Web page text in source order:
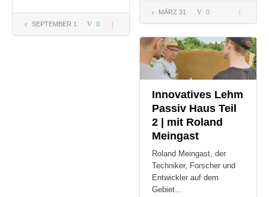
SEPTEMBER 1 0
Tiny House
Holzkonstruktion
– Teil2 (subt)
MÄRZ 31 0
Tiny
–
– Teil 1
Innovatives Lehm
Passiv Haus Teil
2 | mit Roland
Meingast
Roland Meingast, der
Techniker, Forscher und
Entwickler auf dem
Gebiet…